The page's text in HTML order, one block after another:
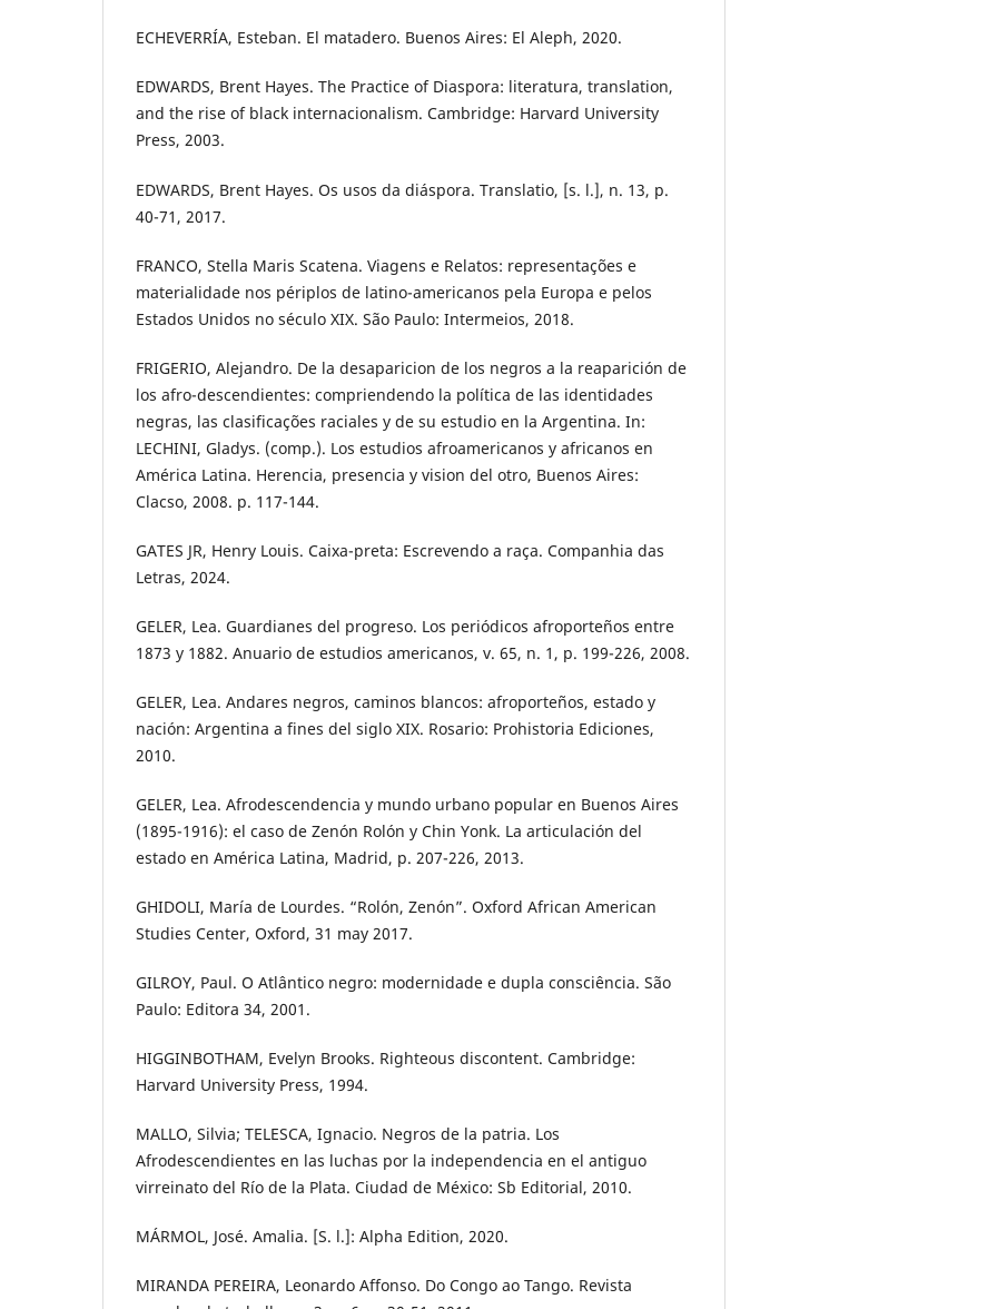
ECHEVERRÍA, Esteban. El matadero. Buenos Aires: El Aleph, 2020.
EDWARDS, Brent Hayes. The Practice of Diaspora: literatura, translation,
and the rise of black internacionalism. Cambridge: Harvard University
Press, 2003.
EDWARDS, Brent Hayes. Os usos da diáspora. Translatio, [s. l.], n. 13, p.
40-71, 2017.
FRANCO, Stella Maris Scatena. Viagens e Relatos: representações e
materialidade nos périplos de latino-americanos pela Europa e pelos
Estados Unidos no século XIX. São Paulo: Intermeios, 2018.
FRIGERIO, Alejandro. De la desaparicion de los negros a la reaparición de
los afro-descendientes: compriendendo la política de las identidades
negras, las clasificações raciales y de su estudio en la Argentina. In:
LECHINI, Gladys. (comp.). Los estudios afroamericanos y africanos en
América Latina. Herencia, presencia y vision del otro, Buenos Aires:
Clacso, 2008. p. 117-144.
GATES JR, Henry Louis. Caixa-preta: Escrevendo a raça. Companhia das
Letras, 2024.
GELER, Lea. Guardianes del progreso. Los periódicos afroporteños entre
1873 y 1882. Anuario de estudios americanos, v. 65, n. 1, p. 199-226, 2008.
GELER, Lea. Andares negros, caminos blancos: afroporteños, estado y
nación: Argentina a fines del siglo XIX. Rosario: Prohistoria Ediciones,
2010.
GELER, Lea. Afrodescendencia y mundo urbano popular en Buenos Aires
(1895-1916): el caso de Zenón Rolón y Chin Yonk. La articulación del
estado en América Latina, Madrid, p. 207-226, 2013.
GHIDOLI, María de Lourdes. “Rolón, Zenón”. Oxford African American
Studies Center, Oxford, 31 may 2017.
GILROY, Paul. O Atlântico negro: modernidade e dupla consciência. São
Paulo: Editora 34, 2001.
HIGGINBOTHAM, Evelyn Brooks. Righteous discontent. Cambridge:
Harvard University Press, 1994.
MALLO, Silvia; TELESCA, Ignacio. Negros de la patria. Los
Afrodescendientes en las luchas por la independencia en el antiguo
virreinato del Río de la Plata. Ciudad de México: Sb Editorial, 2010.
MÁRMOL, José. Amalia. [S. l.]: Alpha Edition, 2020.
MIRANDA PEREIRA, Leonardo Affonso. Do Congo ao Tango. Revista